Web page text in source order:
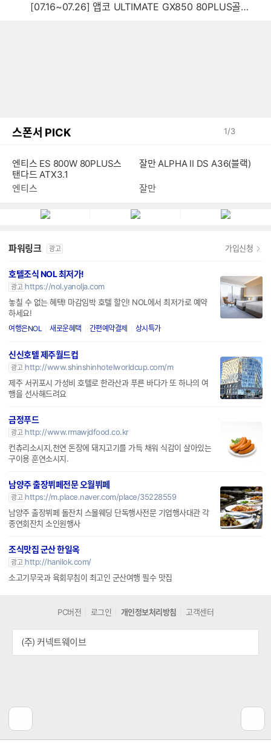
[07.16~07.26] 앱코 ULTIMATE GX850 80PLUS골드 풀모듈러 ATX3.0 블랙
스폰서 PICK 1/3
엔티스 ES 800W 80PLUS스
탠다드 ATX3.1
파워링크 광고
호텔조식 NOL 최저가!
광고
https://nol.yanolja.com
놓칠 수 없는 혜택! 마감임박 호텔 할인! NOL에서 최저가로 예약
하세요!
여행은NOL 새로운혜택
신신호텔 제주월드컵
광고 http://www.shinshinhotelworldcup.com/m
행을 선사해드려요
금정푸드
광고 http://www.rmawjdfood.co.kr
구이용 훈연소시지.
남양주 출장뷔페전문 오월뷔페
광고 https://m.place.naver.com/place/35228559
종연회잔치 소인원행사
조식맛집 군산 한일옥
광고 http://hanilok.com/
PC버전 로그인 개인정보처리방침 고객센터